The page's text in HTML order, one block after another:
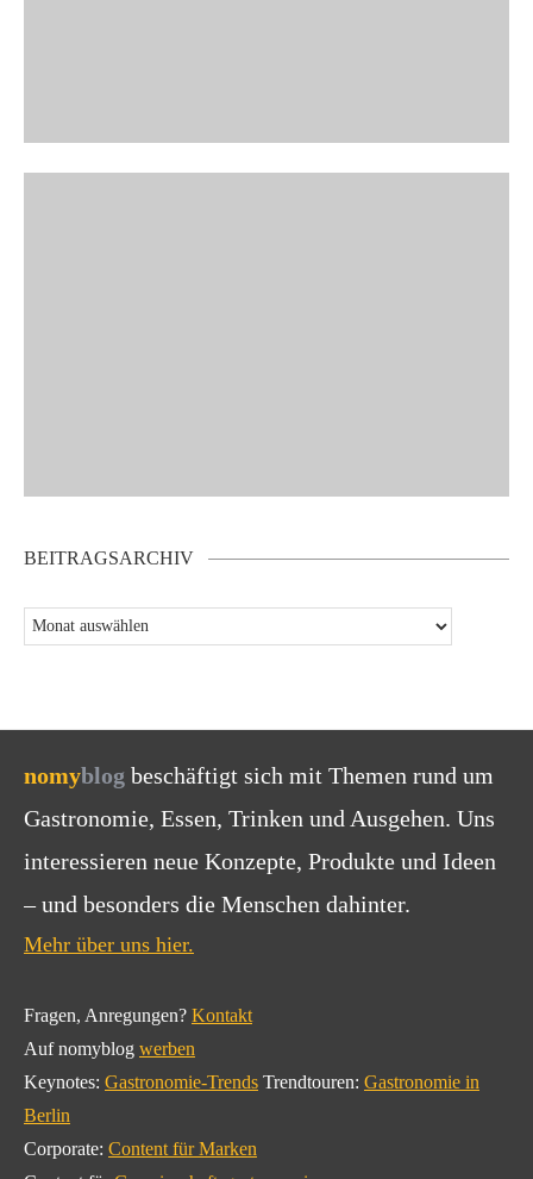
BEITRAGSARCHIV
nomyblog beschäftigt sich mit Themen rund um
Gastronomie, Essen, Trinken und Ausgehen. Uns
interessieren neue Konzepte, Produkte und Ideen
– und besonders die Menschen dahinter.
Mehr über uns hier.
Fragen, Anregungen? Kontakt
Auf nomyblog werben
Keynotes: Gastronomie-Trends Trendtouren: Gastronomie in
Berlin
Corporate: Content für Marken